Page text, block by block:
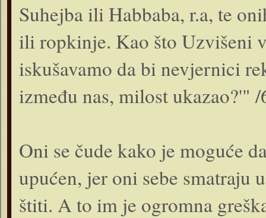
Suhejba ili Habbaba, r.a, te
ili ropkinje. Kao što Uzvišeni
iskušavamo da bi nevjernici
između nas, milost ukazao?'"
Oni se čude kako je moguće
upućen, jer oni sebe smatraju
štiti. A to im je ogromna